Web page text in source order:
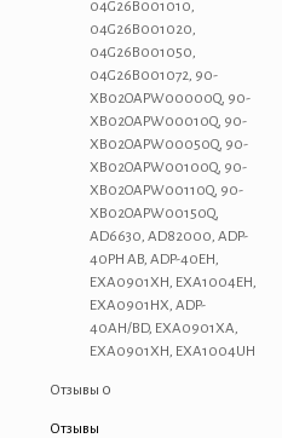
04G26B001010,
04G26B001020,
04G26B001050,
04G26B001072, 90-
XB02OAPW00000Q, 90-
XB02OAPW00010Q, 90-
XB02OAPW00050Q, 90-
XB02OAPW00100Q, 90-
XB02OAPW00110Q, 90-
XB02OAPW00150Q,
AD6630, AD82000, ADP-
40PH AB, ADP-40EH,
EXA0901XH, EXA1004EH,
EXA0901HX, ADP-
40AH/BD, EXA0901XA,
EXA0901XH, EXA1004UH
Отзывы 0
Отзывы